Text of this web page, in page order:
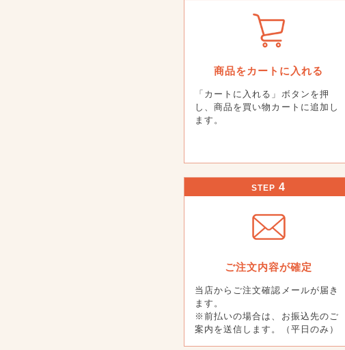
商品をカートに入れる
「カートに入れる」ボタンを押
し、商品を買い物カートに追加し
ます。
STEP 4
ご注文内容が確定
当店からご注文確認メールが届き
ます。
※前払いの場合は、お振込先のご
案内を送信します。（平日のみ）